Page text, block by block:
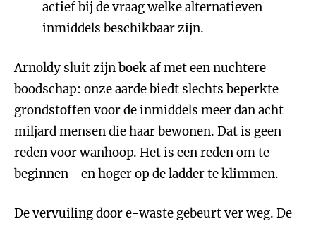
actief bij de vraag welke alternatieven
inmiddels beschikbaar zijn.
Arnoldy sluit zijn boek af met een nuchtere
boodschap: onze aarde biedt slechts beperkte
grondstoffen voor de inmiddels meer dan acht
miljard mensen die haar bewonen. Dat is geen
reden voor wanhoop. Het is een reden om te
beginnen - en hoger op de ladder te klimmen.
De vervuiling door e-waste gebeurt ver weg. De